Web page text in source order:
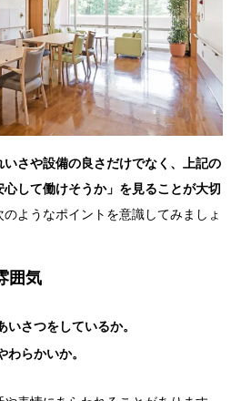
いさや設備の良さだけでなく、上記の
して働けそうか」を見ることが大切
ようなポイントを意識してみましょ
囲気
いさつをしているか。
らかいか。